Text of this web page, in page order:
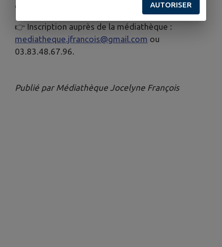
et musicales... Dépaysement garanti !
👉 Inscription auprès de la médiathèque :
mediatheque.jfrancois@gmail.com ou
03.83.48.67.96.
Publié par Médiathèque Jocelyne François
AUTORISER